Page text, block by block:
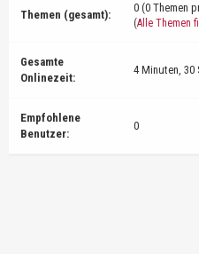
Themen (gesamt):
0 (0 Themen
(Alle Themen
Gesamte
Onlinezeit:
4 Minuten, 30
Empfohlene
Benutzer:
0